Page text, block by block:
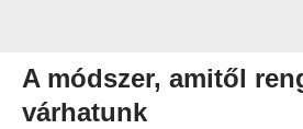
A módszer, amitől
várhatunk